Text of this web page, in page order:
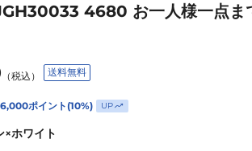
4680 お一人様一点ま
（税込） 送料無料
6,000ポイント(10%) UP
×ホワイト